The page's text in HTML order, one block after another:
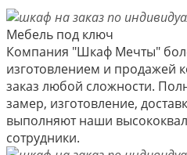
Мебель под ключ
Компания "Шкаф Мечты"
изготовлением и продажей
заказ любой сложности.
замер, изготовление,
выполняют наши
сотрудники.